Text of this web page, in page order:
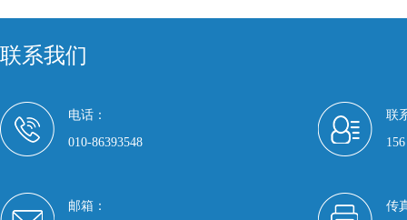
联系我们
电话：
010-86393548
联
邮箱：
传